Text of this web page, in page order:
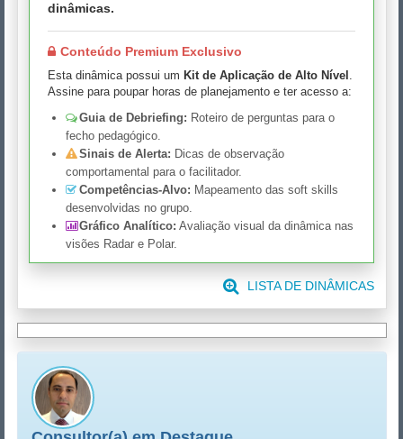
dinâmicas.
Conteúdo Premium Exclusivo
Esta dinâmica possui um Kit de Aplicação de Alto Nível .
Assine para poupar horas de planejamento e ter acesso a:
Guia de Debriefing: Roteiro de perguntas para o
fecho pedagógico.
Sinais de Alerta: Dicas de observação
comportamental para o facilitador.
Competências-Alvo: Mapeamento das soft skills
desenvolvidas no grupo.
Gráfico Analítico: Avaliação visual da dinâmica nas
visões Radar e Polar.
LISTA DE DINÂMICAS